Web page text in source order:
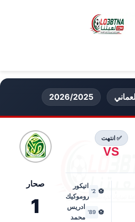
2026/2025
✅ انتهت
VS
⚽
2'
اتيكور
روموكيك
⚽
89'
ادريس
محمد
صحار
1